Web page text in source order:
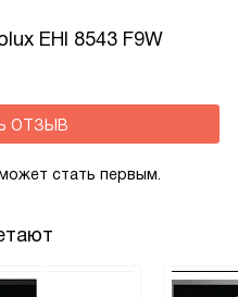
EHI 8543 F9W
ОТЗЫВ
стать первым.